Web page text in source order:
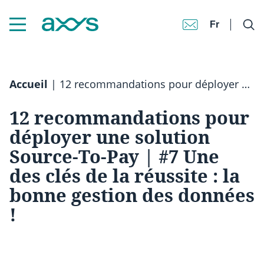
Fr
Accueil | 12 recommandations pour déployer une solution Source-To-Pay | #7 Une des clés de la réussite : la bonne gestion des données !
12 recommandations pour
déployer une solution
Source-To-Pay | #7 Une
des clés de la réussite : la
bonne gestion des données
!